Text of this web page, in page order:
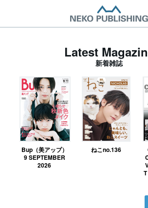
Latest
新着雑誌
Bup（美アップ）
9 SEPTEMBER
2026
ねこno.136